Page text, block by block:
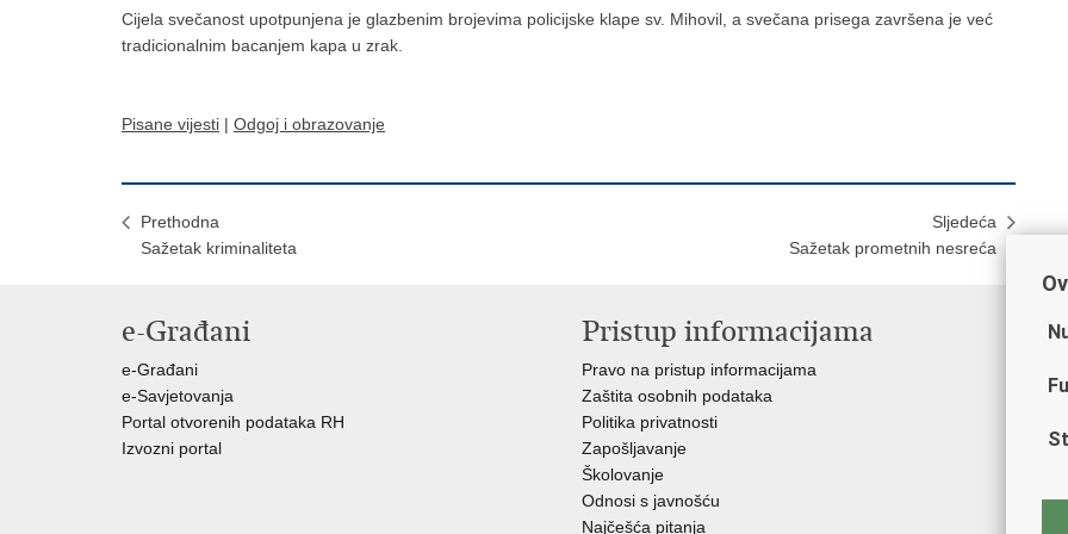
Cijela svečanost upotpunjena je glazbenim brojevima policijske klape sv. Mihovil, a svečana prisega završena je već
tradicionalnim bacanjem kapa u zrak.
Pisane vijesti | Odgoj i obrazovanje
Prethodna
Sažetak kriminaliteta
Sljedeća
Sažetak prometnih nesreća
e-Građani
e-Građani
e-Savjetovanja
Portal otvorenih podataka RH
Izvozni portal
Pristup informacijama
Pravo na pristup informacijama
Zaštita osobnih podataka
Politika privatnosti
Zapošljavanje
Školovanje
Odnosi s javnošću
Najčešća pitanja